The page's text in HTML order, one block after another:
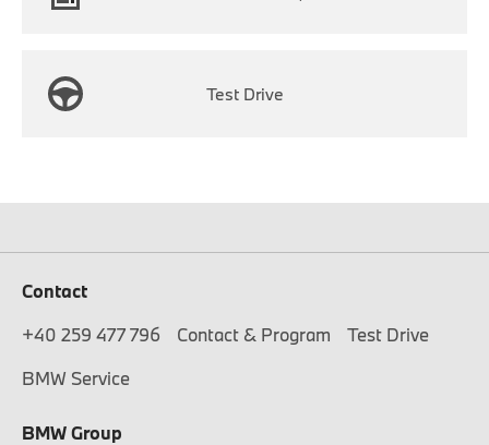
Test Drive
Contact
+40 259 477 796
Contact & Program
Test Drive
BMW Service
BMW Group